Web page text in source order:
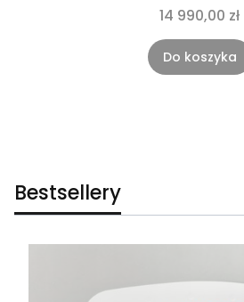
14 990,00 zł
Do koszyka
Bestsellery